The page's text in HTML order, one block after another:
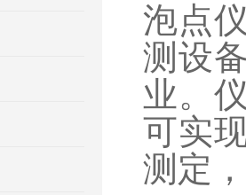
泡点
测设
业。
可实
测定